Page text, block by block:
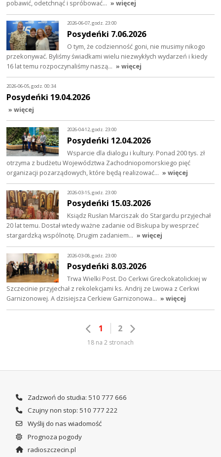
pobawić, odetchnąć i spróbować… » więcej
2026-06-07, godz. 23:00
Posydeńki 7.06.2026
O tym, że codzienność goni, nie musimy nikogo
przekonywać. Byliśmy świadkami wielu niezwykłych wydarzeń i kiedy
16 lat temu rozpoczynaliśmy naszą… » więcej
2026-06-05, godz. 00:34
Posydeńki 19.04.2026
» więcej
2026-04-12, godz. 23:00
Posydeńki 12.04.2026
Wsparcie dla dialogu i kultury. Ponad 200 tys. zł
otrzyma z budżetu Województwa Zachodniopomorskiego pięć
organizacji pozarządowych, które będą realizować… » więcej
2026-03-15, godz. 23:00
Posydeńki 15.03.2026
Ksiądz Rusłan Marciszak do Stargardu przyjechał
20 lat temu. Dostał wtedy ważne zadanie od Biskupa by wesprzeć
stargardzką wspólnotę. Drugim zadaniem… » więcej
2026-03-08, godz. 23:00
Posydeńki 8.03.2026
Trwa Wielki Post. Do Cerkwi Greckokatolickiej w
Szczecinie przyjechał z rekolekcjami ks. Andrij ze Lwowa z Cerkwi
Garnizonowej. A dzisiejsza Cerkiew Garnizonowa… » więcej
1 2
18 na 2 stronach
Zadzwoń do studia: 510 777 666
Czujny non stop: 510 777 222
Wyślij do nas wiadomość
Prognoza pogody
radioszczecin.pl